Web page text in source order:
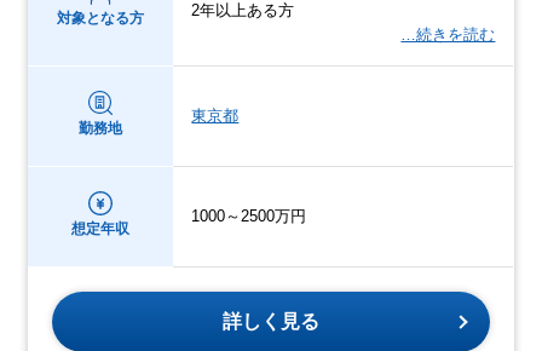
対象となる方
2年以上ある方
…続きを読む
勤務地
東京都
想定年収
1000～2500万円
詳しく見る